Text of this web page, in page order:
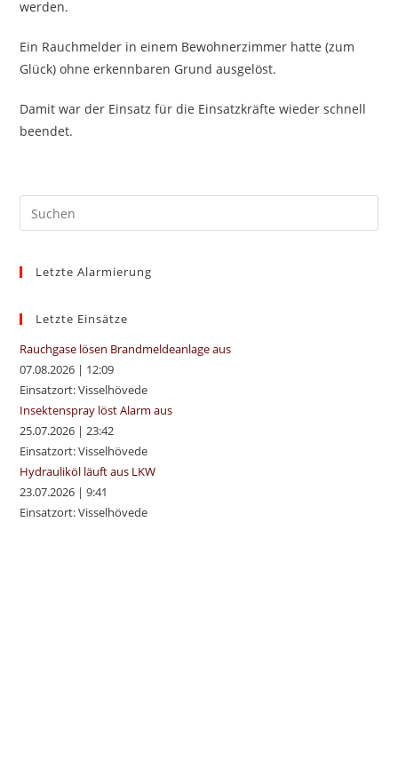
werden.
Ein Rauchmelder in einem Bewohnerzimmer hatte (zum
Glück) ohne erkennbaren Grund ausgelöst.
Damit war der Einsatz für die Einsatzkräfte wieder schnell
beendet.
Letzte Alarmierung
Letzte Einsätze
Rauchgase lösen Brandmeldeanlage aus
07.08.2026 | 12:09
Einsatzort: Visselhövede
Insektenspray löst Alarm aus
25.07.2026 |23:42
Einsatzort: Visselhövede
Hydrauliköl läuft aus LKW
23.07.2026 |9:41
Einsatzort: Visselhövede